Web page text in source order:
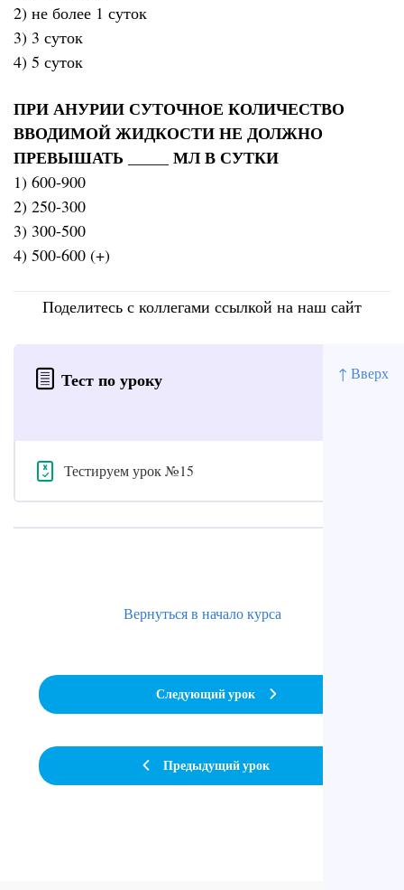
↑ Вверх
2) не более 1 суток
3) 3 суток
4) 5 суток
ПРИ АНУРИИ СУТОЧНОЕ КОЛИЧЕСТВО
ВВОДИМОЙ ЖИДКОСТИ НЕ ДОЛЖНО
ПРЕВЫШАТЬ _____ МЛ В СУТКИ
1) 600-900
2) 250-300
3) 300-500
4) 500-600 (+)
Поделитесь с коллегами ссылкой на наш сайт
Тест по уроку
Тестируем урок №15
Предыдущий урок
Вернуться в начало курса
Следующий урок